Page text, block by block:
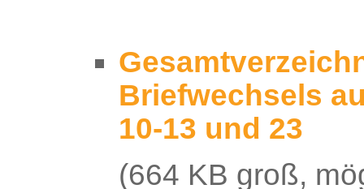
Briefwechsels
10-13 und 23
(664 KB groß,